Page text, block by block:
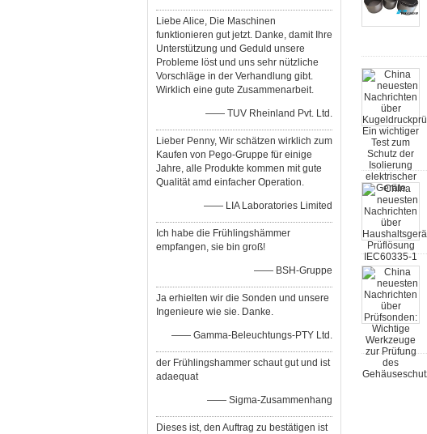
Liebe Alice, Die Maschinen
funktionieren gut jetzt. Danke, damit Ihre
Unterstützung und Geduld unsere
Probleme löst und uns sehr nützliche
Vorschläge in der Verhandlung gibt.
Wirklich eine gute Zusammenarbeit.
—— TUV Rheinland Pvt. Ltd.
Lieber Penny, Wir schätzen wirklich zum
Kaufen von Pego-Gruppe für einige
Jahre, alle Produkte kommen mit gute
Qualität amd einfacher Operation.
—— LIA Laboratories Limited
Ich habe die Frühlingshämmer
empfangen, sie bin groß!
—— BSH-Gruppe
Ja erhielten wir die Sonden und unsere
Ingenieure wie sie. Danke.
—— Gamma-Beleuchtungs-PTY Ltd.
der Frühlingshammer schaut gut und ist
adaequat
—— Sigma-Zusammenhang
Dieses ist, den Auftrag zu bestätigen ist